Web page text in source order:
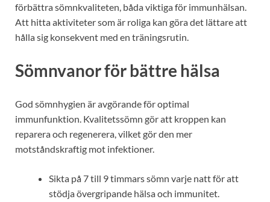
förbättra sömnkvaliteten, båda viktiga för immunhälsan.
Att hitta aktiviteter som är roliga kan göra det lättare att
hålla sig konsekvent med en träningsrutin.
Sömnvanor för bättre hälsa
God sömnhygien är avgörande för optimal
immunfunktion. Kvalitetssömn gör att kroppen kan
reparera och regenerera, vilket gör den mer
motståndskraftig mot infektioner.
Sikta på 7 till 9 timmars sömn varje natt för att
stödja övergripande hälsa och immunitet.